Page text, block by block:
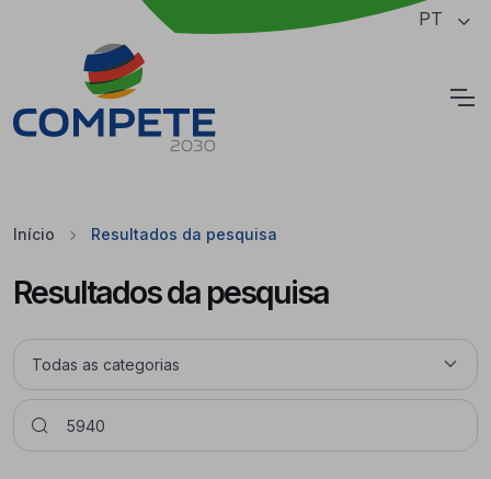
Saltar para o conteúdo principal da página PT
Início Resultados da pesquisa
Resultados da pesquisa